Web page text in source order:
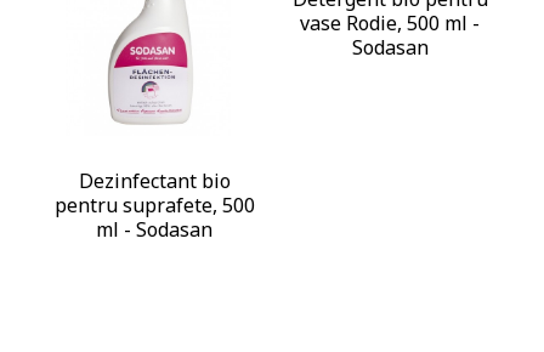
Dezinfectant bio
pentru suprafete, 500
ml - Sodasan
vase Rodie, 500 ml -
Sodasan